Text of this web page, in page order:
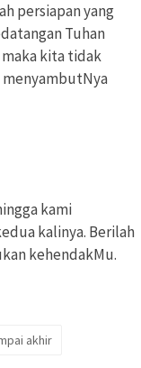
persiapan yang
Tuhan
kita tidak
kami
kalinya. Berilah
kehendakMu.
akhir